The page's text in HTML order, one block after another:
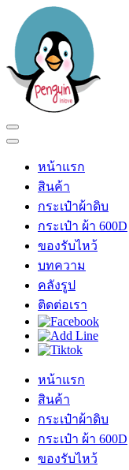
content
(Press
Enter)
เพนกวินอินเลิฟ
ร้าน เพนกวินอินเลิฟ
หน้าแรก
สินค้า
กระเป๋าผ้าดิบ
กระเป๋า ผ้า 600D
ของรับไหว้
บทความ
คลังรูป
ติดต่อเรา
หน้าแรก
สินค้า
กระเป๋าผ้าดิบ
กระเป๋า ผ้า 600D
ของรับไหว้